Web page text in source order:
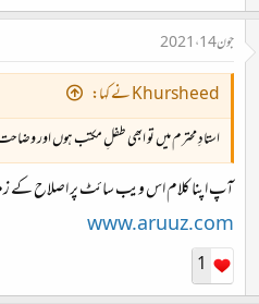
جون 14، 2021
Khursheed نے کہا:
استادِ محترم میں تو ابھی طفلِ مکتب ہوں اور
آپ اپنا کلام اس ویب سائٹ پر اصلاح کے
www.aruuz.com
1